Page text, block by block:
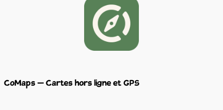
CoMaps – Cartes hors ligne et GPS